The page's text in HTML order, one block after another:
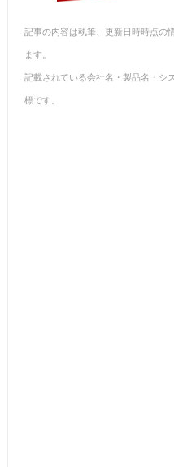
記事の内容は執筆、更新日時時点の
ます。
記載されている会社名・製品名・シ
標です。